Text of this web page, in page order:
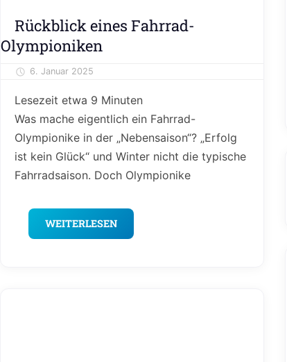
&
Kolumne
Rückblick eines Fahrrad-
Olympioniken
6. Januar 2025
Lesezeit etwa 9 Minuten
Was mache eigentlich ein Fahrrad-
Olympionike in der „Nebensaison“? „Erfolg
ist kein Glück“ und Winter nicht die typische
Fahrradsaison. Doch Olympionike
WEITERLESEN